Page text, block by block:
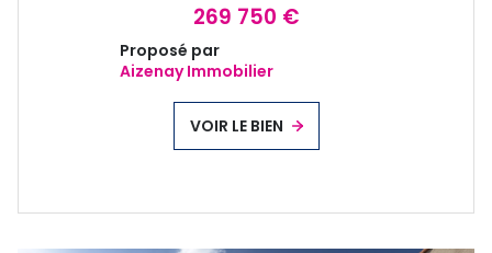
269 750 €
Proposé par
Aizenay Immobilier
VOIR LE BIEN